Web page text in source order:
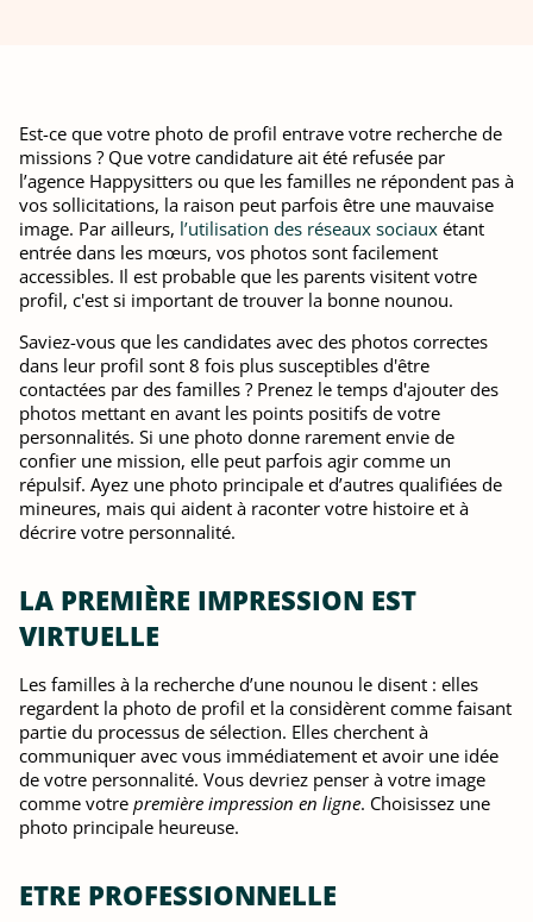
Est-ce que votre photo de profil entrave votre recherche de
missions ? Que votre candidature ait été refusée par
l’agence Happysitters ou que les familles ne répondent pas à
vos sollicitations, la raison peut parfois être une mauvaise
image. Par ailleurs, l’utilisation des réseaux sociaux étant
entrée dans les mœurs, vos photos sont facilement
accessibles. Il est probable que les parents visitent votre
profil, c'est si important de trouver la bonne nounou.
Saviez-vous que les candidates avec des photos correctes
dans leur profil sont 8 fois plus susceptibles d'être
contactées par des familles ? Prenez le temps d'ajouter des
photos mettant en avant les points positifs de votre
personnalités. Si une photo donne rarement envie de
confier une mission, elle peut parfois agir comme un
répulsif. Ayez une photo principale et d’autres qualifiées de
mineures, mais qui aident à raconter votre histoire et à
décrire votre personnalité.
LA PREMIÈRE IMPRESSION EST
VIRTUELLE
Les familles à la recherche d’une nounou le disent : elles
regardent la photo de profil et la considèrent comme faisant
partie du processus de sélection. Elles cherchent à
communiquer avec vous immédiatement et avoir une idée
de votre personnalité. Vous devriez penser à votre image
comme votre première impression en ligne. Choisissez une
photo principale heureuse.
ETRE PROFESSIONNELLE